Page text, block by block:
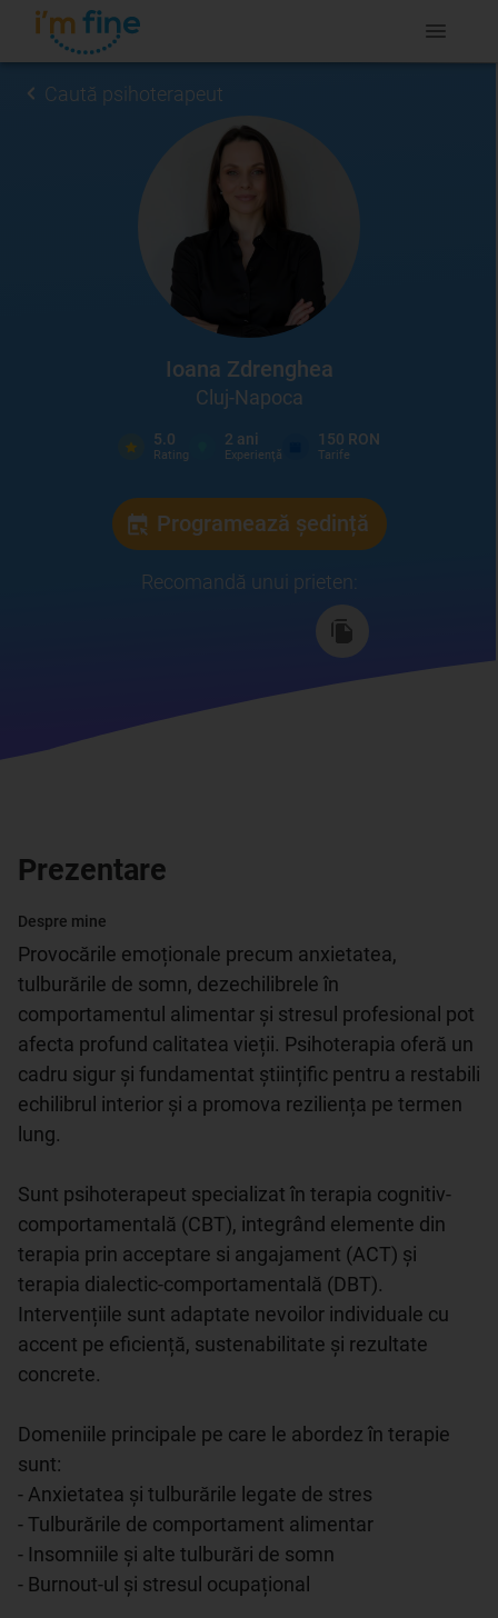
Caută psihoterapeut
Ioana Zdrenghea
Cluj-Napoca
5.0
Rating
2 ani
Experienţă
150 RON
Tarife
Programează ședință
Recomandă unui prieten:
Prezentare
Despre mine
Provocările emoționale precum anxietatea,
tulburările de somn, dezechilibrele în
comportamentul alimentar și stresul profesional pot
afecta profund calitatea vieții. Psihoterapia oferă un
cadru sigur și fundamentat științific pentru a restabili
echilibrul interior și a promova reziliența pe termen
lung.
Sunt psihoterapeut specializat în terapia cognitiv-
comportamentală (CBT), integrând elemente din
terapia prin acceptare si angajament (ACT) și
terapia dialectic-comportamentală (DBT).
Intervențiile sunt adaptate nevoilor individuale cu
accent pe eficiență, sustenabilitate și rezultate
concrete.
Domeniile principale pe care le abordez în terapie
sunt:
- Anxietatea și tulburările legate de stres
- Tulburările de comportament alimentar
- Insomniile și alte tulburări de somn
- Burnout-ul și stresul ocupațional